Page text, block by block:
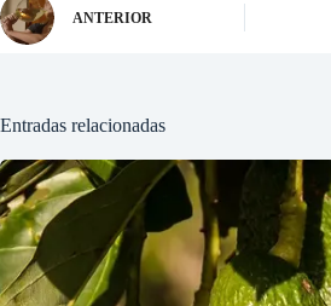
ANTERIOR
Entradas relacionadas